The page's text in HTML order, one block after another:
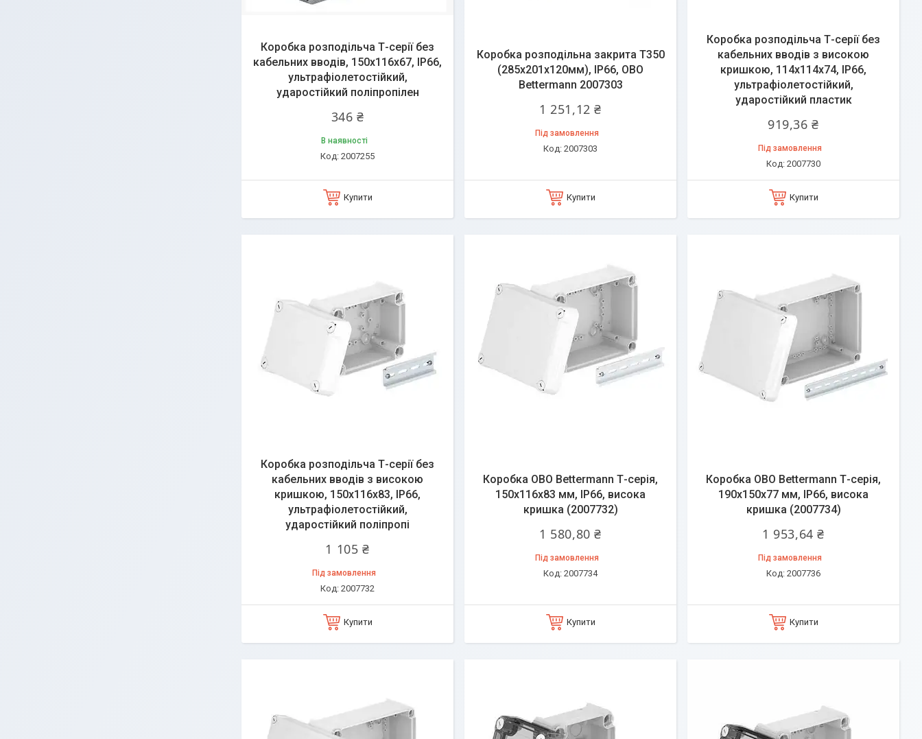
Коробка розподільча Т-серії без
кабельних вводів, 150х116х67, ІР66,
ультрафіолетостійкий,
ударостійкий поліпропілен
346 ₴
В наявності
2007255
Купити
Коробка розподільна закрита Т350
(285х201х120мм), ІР66, OBO
Bettermann 2007303
1 251,12 ₴
Під замовлення
2007303
Купити
Коробка розподільча Т-серії без
кабельних вводів з високою
кришкою, 114х114х74, ІР66,
ультрафіолетостійкий,
ударостійкий пластик
919,36 ₴
Під замовлення
2007730
Купити
Коробка розподільча Т-серії без
кабельних вводів з високою
кришкою, 150х116х83, ІР66,
ультрафіолетостійкий,
ударостійкий поліпропі
1 105 ₴
Під замовлення
2007732
Купити
Коробка OBO Bettermann Т-серія,
150x116x83 мм, IP66, висока
кришка (2007732)
1 580,80 ₴
Під замовлення
2007734
Купити
Коробка OBO Bettermann Т-серія,
190x150x77 мм, IP66, висока
кришка (2007734)
1 953,64 ₴
Під замовлення
2007736
Купити